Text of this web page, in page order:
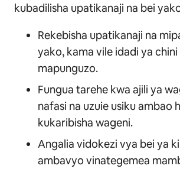
kubadilisha upatikanaji na bei
Rekebisha upatikanaji na
yako, kama vile idadi ya chini
mapunguzo.
Fungua tarehe kwa ajili ya
nafasi na uzuie usiku ambao
kukaribisha wageni.
Angalia vidokezi vya bei ya
ambavyo vinategemea